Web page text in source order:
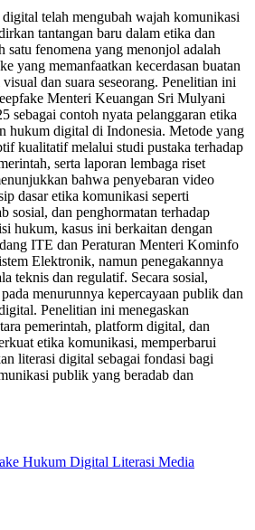
telah mengubah wajah komunikasi
tantangan baru dalam etika dan
satu fenomena yang menonjol adalah
yang memanfaatkan kecerdasan buatan
dan suara seseorang. Penelitian ini
Menteri Keuangan Sri Mulyani
sebagai contoh nyata pelanggaran etika
hukum digital di Indonesia. Metode yang
kualitatif melalui studi pustaka terhadap
serta laporan lembaga riset
bahwa penyebaran video
dasar etika komunikasi seperti
sosial, dan penghormatan terhadap
hukum, kasus ini berkaitan dengan
ITE dan Peraturan Menteri Kominfo
Elektronik, namun penegakannya
teknis dan regulatif. Secara sosial,
menurunnya kepercayaan publik dan
Penelitian ini menegaskan
pemerintah, platform digital, dan
etika komunikasi, memperbarui
literasi digital sebagai fondasi bagi
publik yang beradab dan
Hukum Digital Literasi Media